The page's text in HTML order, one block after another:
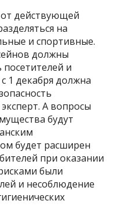
от действующей
на
и спортивные.
должны
посетителей и
1 декабря должна
А вопросы
будут
будет расширен
при оказании
были
и несоблюдение